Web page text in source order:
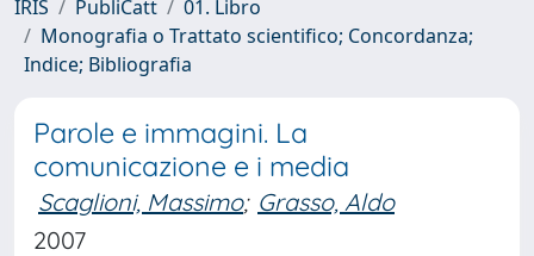
IRIS PubliCatt
01. Libro
Monografia o Trattato scientifico; Concordanza;
Indice; Bibliografia
Parole e immagini. La
comunicazione e i media
Scaglioni, Massimo; Grasso, Aldo
2007